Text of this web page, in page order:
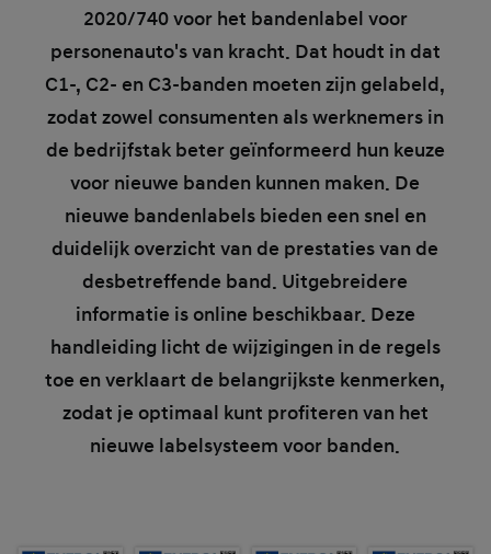
2020/740 voor het bandenlabel voor
personenauto's van kracht. Dat houdt in dat
C1-, C2- en C3-banden moeten zijn gelabeld,
zodat zowel consumenten als werknemers in
de bedrijfstak beter geïnformeerd hun keuze
voor nieuwe banden kunnen maken. De
nieuwe bandenlabels bieden een snel en
duidelijk overzicht van de prestaties van de
desbetreffende band. Uitgebreidere
informatie is online beschikbaar. Deze
handleiding licht de wijzigingen in de regels
toe en verklaart de belangrijkste kenmerken,
zodat je optimaal kunt profiteren van het
nieuwe labelsysteem voor banden.